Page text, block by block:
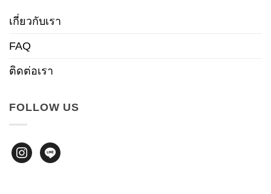
เกี่ยวกับเรา
FAQ
ติดต่อเรา
FOLLOW US
instagram
line